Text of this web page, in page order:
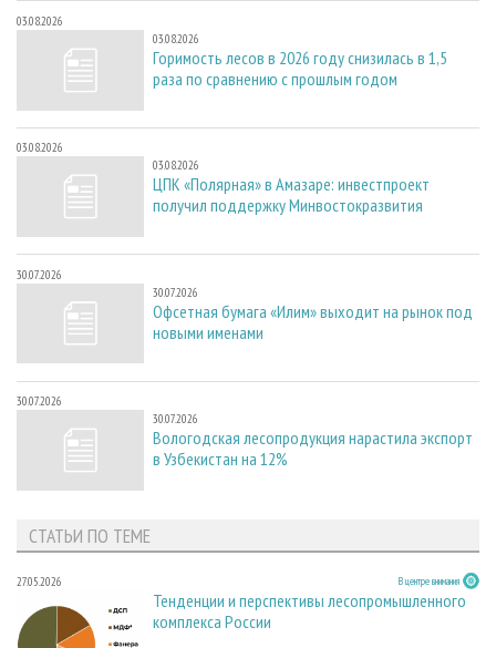
03.08.2026
03.08.2026
Горимость лесов в 2026 году снизилась в 1,5
раза по сравнению с прошлым годом
03.08.2026
03.08.2026
ЦПК «Полярная» в Амазаре: инвестпроект
получил поддержку Минвостокразвития
30.07.2026
30.07.2026
Офсетная бумага «Илим» выходит на рынок под
новыми именами
30.07.2026
30.07.2026
Вологодская лесопродукция нарастила экспорт
в Узбекистан на 12%
СТАТЬИ ПО ТЕМЕ
27.05.2026 В центре внимания
Тенденции и перспективы лесопромышленного
комплекса России